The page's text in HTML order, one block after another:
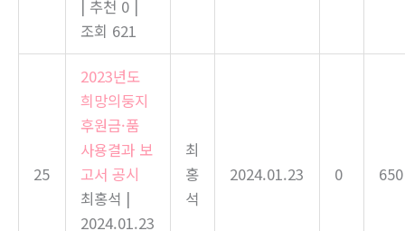
추천 0
조회 621
25
2023년도
희망의둥지
후원금·품
사용결과 보
고서 공시
최홍석 |
2024.01.23
최
홍
석
2024.01.23 0 650